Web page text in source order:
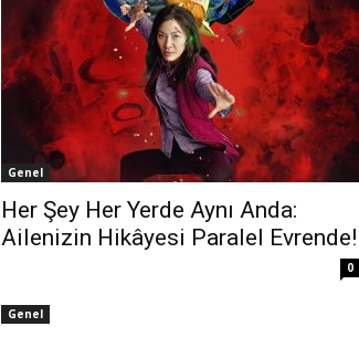
Genel
Her Şey Her Yerde Aynı Anda:
Ailenizin Hikâyesi Paralel Evrende!
0
Genel